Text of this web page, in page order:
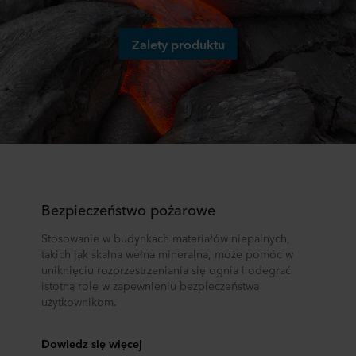
Zalety produktu
Bezpieczeństwo pożarowe
Stosowanie w budynkach materiałów niepalnych,
takich jak skalna wełna mineralna, może pomóc w
uniknięciu rozprzestrzeniania się ognia i odegrać
istotną rolę w zapewnieniu bezpieczeństwa
użytkownikom.
Dowiedz się więcej